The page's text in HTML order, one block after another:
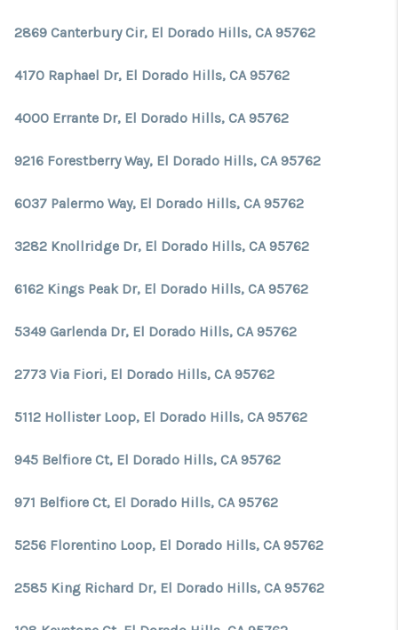
2869 Canterbury Cir, El Dorado Hills, CA 95762
4170 Raphael Dr, El Dorado Hills, CA 95762
4000 Errante Dr, El Dorado Hills, CA 95762
9216 Forestberry Way, El Dorado Hills, CA 95762
6037 Palermo Way, El Dorado Hills, CA 95762
3282 Knollridge Dr, El Dorado Hills, CA 95762
6162 Kings Peak Dr, El Dorado Hills, CA 95762
5349 Garlenda Dr, El Dorado Hills, CA 95762
2773 Via Fiori, El Dorado Hills, CA 95762
5112 Hollister Loop, El Dorado Hills, CA 95762
945 Belfiore Ct, El Dorado Hills, CA 95762
971 Belfiore Ct, El Dorado Hills, CA 95762
5256 Florentino Loop, El Dorado Hills, CA 95762
2585 King Richard Dr, El Dorado Hills, CA 95762